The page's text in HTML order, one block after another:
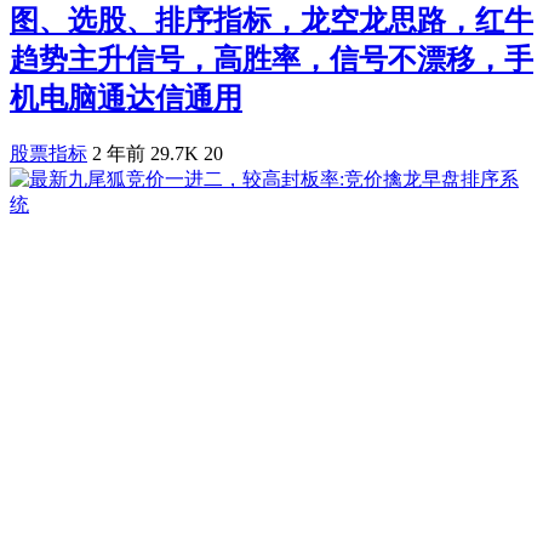
图、选股、排序指标，龙空龙思路，红牛
趋势主升信号，高胜率，信号不漂移，手
机电脑通达信通用
股票指标 2 年前 29.7K 20